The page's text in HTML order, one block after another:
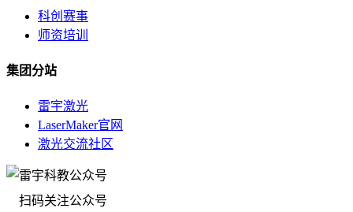
科创赛事
师资培训
集团分站
雷宇激光
LaserMaker官网
激光交流社区
扫码关注公众号